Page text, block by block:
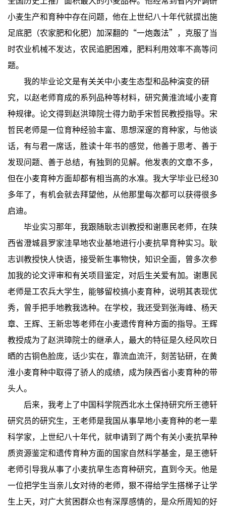
小麦生产和育种中存在问题，他在上世纪八十年代就提出施
足底肥（农家肥和化肥）加深翻的“一炮轰法”，克服了当
时农业机械不发达，农民追肥困难，肥料利用效率不高等问
题。
我的毕业论文是有关关中小麦生态型和品种演变的研
究，以赵老师育成的系列品种等材料，研究黄淮流域小麦育
种规律。论文得到赵洪璋院士得力助手宋哲民教授指导。宋
哲民老师是一位育种经验丰富、思想深邃的育种家，与他谈
话，有与君一席话，胜读十年书的感觉，他善于思考、善于
发现问题、善于总结，有独到的见解。他发表的文章不多，
但在小麦育种方面却都有相当高的水准。我大学毕业已经30
多年了，有机会就去拜望他，从他那里每次都可以获得很多
启迪。
毕业实习那年，我跟随耿志训教授和谢惠民老师，在陕
西省澄城县罗家洼旱地农业基地进行小麦抗旱育种实习。耿
志训教授快人快语，接受新生事物快，知识全面，曾多次参
加我的论文评审和有关项目鉴定，对后生关爱有加。谢惠民
老师是工农兵大学生，能够留校搞小麦育种，说明其表现优
秀，曾手把手地教我选种。在学校，我还受到张海峰、杨天
章、王辉、王新忠等老师在小麦遗传育种方面的指导。王辉
教授成为了赵洪璋院士的继承人，最大的特征是久经风吹日
晒的古铜色脸庞，话少实在，靠流血流汗，刻苦钻研，在黄
淮小麦育种中取得了骄人的成绩，成为陕西省小麦育种的带
头人。
后来，我考上了中国科学院西北水土保持研究所王德轩
研究员的研究生，王老师是我国从事旱地小麦育种的老一辈
科学家，上世纪八十年代，就申请到了两个有关小麦抗旱种
质资源鉴定和遗传育种方面的国家自然科学基金，是王德轩
老师引导我从事了小麦抗旱生态育种研究，直到今天。他是
一位把学生当亲儿女对待的老师，狠不得给学生搭梯子让学
生上天，对广大贫困群众也有深厚感情的，是众所周知的好